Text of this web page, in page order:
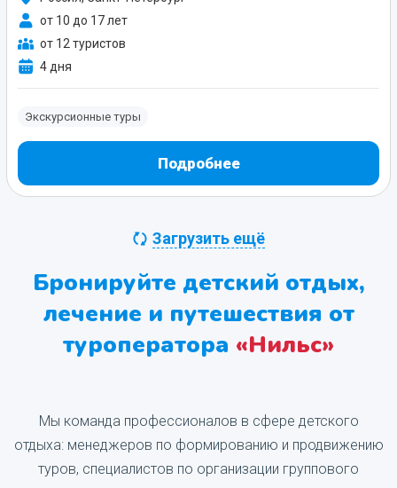
от 10 до 17 лет
от 12 туристов
4 дня
Экскурсионные туры
Подробнее
Загрузить ещё
Бронируйте детский отдых,
лечение и путешествия от
туроператора «Нильс»‎
Мы команда профессионалов в сфере детского
отдыха: менеджеров по формированию и продвижению
туров, специалистов по организации группового